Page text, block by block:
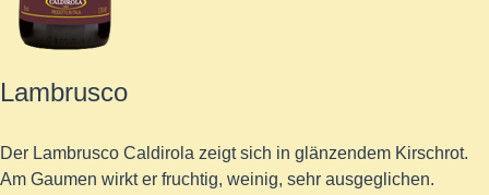
Lambrusco
Der Lambrusco Caldirola zeigt sich in glänzendem Kirschrot.
Am Gaumen wirkt er fruchtig, weinig, sehr ausgeglichen.